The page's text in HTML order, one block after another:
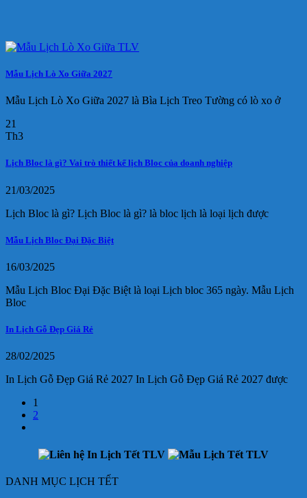
Mẫu Lịch Lò Xo Giữa 2027
Mẫu Lịch Lò Xo Giữa 2027 là Bìa Lịch Treo Tường có lò xo ở
21
Th3
Lịch Bloc là gì? Vai trò thiết kế lịch Bloc của doanh nghiệp
21/03/2025
Lịch Bloc là gì? Lịch Bloc là gì? là bloc lịch là loại lịch được
Mẫu Lịch Bloc Đại Đặc Biệt
16/03/2025
Mẫu Lịch Bloc Đại Đặc Biệt là loại Lịch bloc 365 ngày. Mẫu Lịch
Bloc
In Lịch Gỗ Đẹp Giá Rẻ
28/02/2025
In Lịch Gỗ Đẹp Giá Rẻ 2027 In Lịch Gỗ Đẹp Giá Rẻ 2027 được
1
2
DANH MỤC LỊCH TẾT